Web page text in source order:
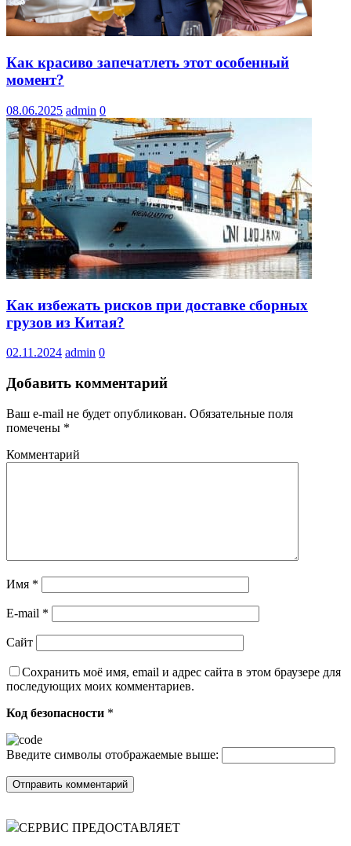
Как красиво запечатлеть этот особенный
момент?
08.06.2025 admin 0
Как избежать рисков при доставке сборных
грузов из Китая?
02.11.2024 admin 0
Добавить комментарий
Ваш e-mail не будет опубликован. Обязательные поля
помечены *
Комментарий
Имя *
E-mail *
Сайт
Сохранить моё имя, email и адрес сайта в этом браузере для
последующих моих комментариев.
Код безопасности *
Введите символы отображаемые выше:
СЕРВИС ПРЕДОСТАВЛЯЕТ